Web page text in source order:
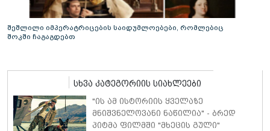
შეშლილი იმპერატრიცების საიდუმლოებები, რომლებიც
შოკში ჩაგაგდებთ
სხვა კატეგორიის სიახლეები
"ის ამ ისტორიის ყველაზე
მნიშვნელოვანი ნაწილია" - ბრედ
პიტმა ფილმში "მხეცის გული"